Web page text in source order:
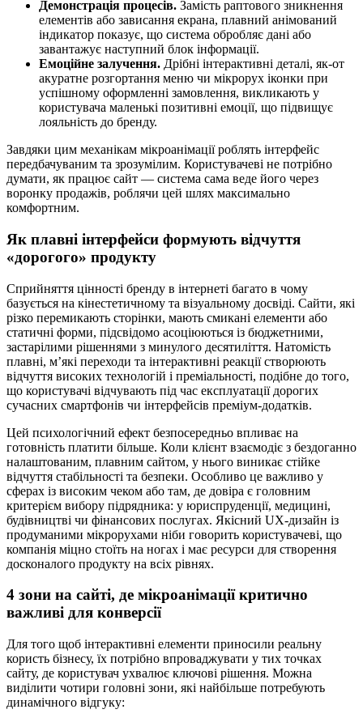
Демонстрація процесів. Замість раптового зникнення
елементів або зависання екрана, плавний анімований
індикатор показує, що система обробляє дані або
завантажує наступний блок інформації.
Емоційне залучення. Дрібні інтерактивні деталі, як-от
акуратне розгортання меню чи мікрорух іконки при
успішному оформленні замовлення, викликають у
користувача маленькі позитивні емоції, що підвищує
лояльність до бренду.
Завдяки цим механікам мікроанімації роблять інтерфейс
передбачуваним та зрозумілим. Користувачеві не потрібно
думати, як працює сайт — система сама веде його через
воронку продажів, роблячи цей шлях максимально
комфортним.
Як плавні інтерфейси формують відчуття
«дорогого» продукту
Сприйняття цінності бренду в інтернеті багато в чому
базується на кінестетичному та візуальному досвіді. Сайти, які
різко перемикають сторінки, мають смикані елементи або
статичні форми, підсвідомо асоціюються із бюджетними,
застарілими рішеннями з минулого десятиліття. Натомість
плавні, м’які переходи та інтерактивні реакції створюють
відчуття високих технологій і преміальності, подібне до того,
що користувачі відчувають під час експлуатації дорогих
сучасних смартфонів чи інтерфейсів преміум-додатків.
Цей психологічний ефект безпосередньо впливає на
готовність платити більше. Коли клієнт взаємодіє з бездоганно
налаштованим, плавним сайтом, у нього виникає стійке
відчуття стабільності та безпеки. Особливо це важливо у
сферах із високим чеком або там, де довіра є головним
критерієм вибору підрядника: у юриспруденції, медицині,
будівництві чи фінансових послугах. Якісний UX-дизайн із
продуманими мікрорухами ніби говорить користувачеві, що
компанія міцно стоїть на ногах і має ресурси для створення
досконалого продукту на всіх рівнях.
4 зони на сайті, де мікроанімації критично
важливі для конверсії
Для того щоб інтерактивні елементи приносили реальну
користь бізнесу, їх потрібно впроваджувати у тих точках
сайту, де користувач ухвалює ключові рішення. Можна
виділити чотири головні зони, які найбільше потребують
динамічного відгуку: